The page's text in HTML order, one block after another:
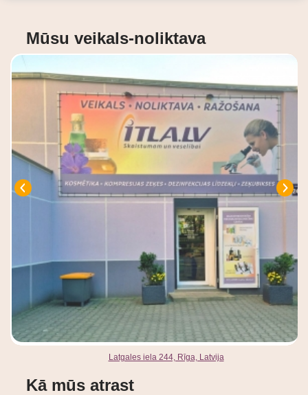
Mūsu veikals-noliktava
Latgales iela 244, Rīga, Latvija
Kā mūs atrast